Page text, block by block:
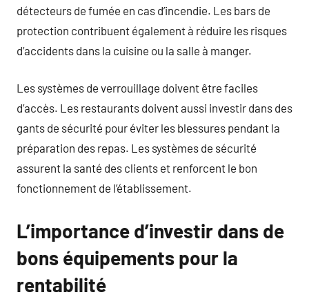
détecteurs de fumée en cas d’incendie. Les bars de
protection contribuent également à réduire les risques
d’accidents dans la cuisine ou la salle à manger.
Les systèmes de verrouillage doivent être faciles
d’accès. Les restaurants doivent aussi investir dans des
gants de sécurité pour éviter les blessures pendant la
préparation des repas. Les systèmes de sécurité
assurent la santé des clients et renforcent le bon
fonctionnement de l’établissement.
L’importance d’investir dans de
bons équipements pour la
rentabilité